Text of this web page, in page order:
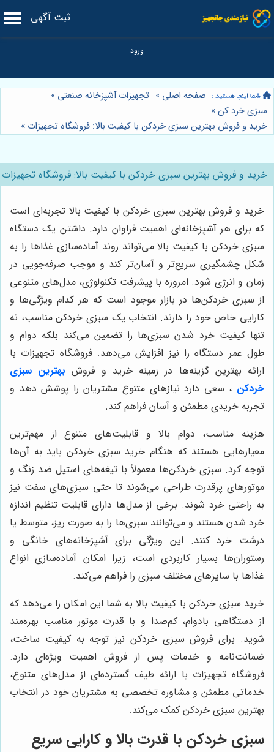
ثبت آگهی
صفحه اصلی » تجهیزات آشپزخانه صنعتی »
سبزی خرد کن»
خرید و فروش بهترین سبزی خردکن با کیفیت بالا: فروشگاه تجهیزات »
خرید و فروش بهترین سبزی خردکن با کیفیت بالا: فروشگاه تجهیزات
خرید و فروش بهترین سبزی خردکن با کیفیت بالا تجربه‌ای است
که برای هر آشپزخانه‌ای اهمیت فراوان دارد. داشتن یک دستگاه
سبزی خردکن با کیفیت بالا می‌تواند روند آماده‌سازی غذاها را به
شکل چشمگیری سریع‌تر و آسان‌تر کند و موجب صرفه‌جویی در
زمان و انرژی شود. امروزه با پیشرفت تکنولوژی، مدل‌های متنوعی
از سبزی خردکن‌ها در بازار موجود است که هر کدام ویژگی‌ها و
کارایی خاص خود را دارند. انتخاب یک سبزی خردکن مناسب، نه
تنها کیفیت خرد شدن سبزی‌ها را تضمین می‌کند بلکه دوام و
طول عمر دستگاه را نیز افزایش می‌دهد. فروشگاه تجهیزات با
ارائه بهترین گزینه‌ها در زمینه خرید و فروش بهترین سبزی
خردکن ، سعی دارد نیازهای متنوع مشتریان را پوشش دهد و
تجربه خریدی مطمئن و آسان فراهم کند.
هزینه مناسب، دوام بالا و قابلیت‌های متنوع از مهم‌ترین
معیارهایی هستند که هنگام خرید سبزی خردکن باید به آن‌ها
توجه کرد. سبزی خردکن‌ها معمولاً با تیغه‌های استیل ضد زنگ و
موتورهای پرقدرت طراحی می‌شوند تا حتی سبزی‌های سفت نیز
به راحتی خرد شوند. برخی از مدل‌ها دارای قابلیت تنظیم اندازه
خرد شدن هستند و می‌توانند سبزی‌ها را به صورت ریز، متوسط یا
درشت خرد کنند. این ویژگی برای آشپزخانه‌های خانگی و
رستوران‌ها بسیار کاربردی است، زیرا امکان آماده‌سازی انواع
غذاها با سایزهای مختلف سبزی را فراهم می‌کند.
خرید سبزی خردکن با کیفیت بالا به شما این امکان را می‌دهد که
از دستگاهی بادوام، کم‌صدا و با قدرت موتور مناسب بهره‌مند
شوید. برای فروش سبزی خردکن نیز توجه به کیفیت ساخت،
ضمانت‌نامه و خدمات پس از فروش اهمیت ویژه‌ای دارد.
فروشگاه تجهیزات با ارائه طیف گسترده‌ای از مدل‌های متنوع،
خدماتی مطمئن و مشاوره تخصصی به مشتریان خود در انتخاب
بهترین سبزی خردکن کمک می‌کند.
سبزی خردکن با قدرت بالا و کارایی سریع